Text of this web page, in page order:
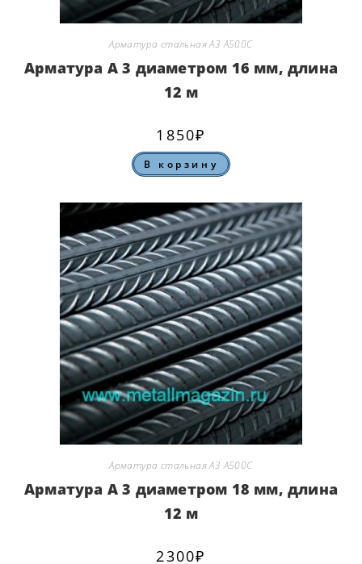
Арматура стальная А3 А500С
Арматура А 3 диаметром 16 мм, длина
12 м
1850₽
В корзину
Арматура стальная А3 А500С
Арматура А 3 диаметром 18 мм, длина
12 м
2300₽